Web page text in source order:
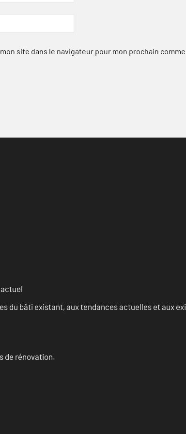
site dans le navigateur pour mon prochain
actuel
du bâti existant, aux tendances actuelles et aux
de rénovation.